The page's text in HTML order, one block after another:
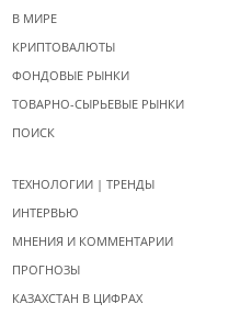
В МИРЕ
КРИПТОВАЛЮТЫ
ФОНДОВЫЕ РЫНКИ
ТОВАРНО-СЫРЬЕВЫЕ РЫНКИ
ПОИСК
ТЕХНОЛОГИИ | ТРЕНДЫ
ИНТЕРВЬЮ
МНЕНИЯ И КОММЕНТАРИИ
ПРОГНОЗЫ
КАЗАХСТАН В ЦИФРАХ